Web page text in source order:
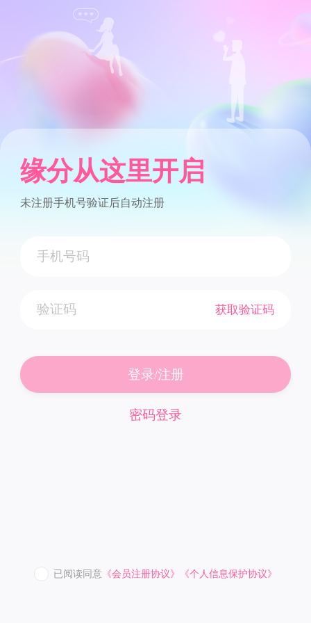
缘分从这里开启
未注册手机号验证后自动注册
获取验证码
登录/注册
密码登录
已阅读同意 《会员注册协议》 《个人信息保护协议》